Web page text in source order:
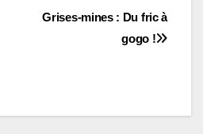
Grises-mines : Du fric à
gogo !